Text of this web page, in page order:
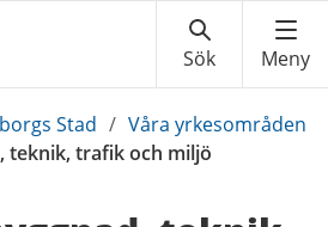
Stad / Våra yrkesområden
teknik, trafik och miljö